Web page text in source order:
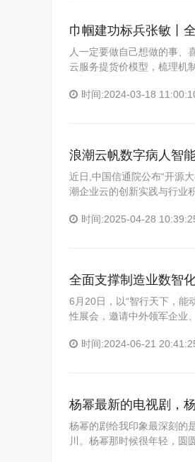
巾帼建功标兵张敏丨
人一定要做自己想做的事、
云服务提货价模型，梳理机
时间:2024-03-18
浪潮云帆数字病人智
近日,中国信通院公布“开源
潮企业云的创新实践与行业
时间:2025-04-28
全面支撑制造业数智
6月20日，以“智行天下，能
性展会，邀请中外领军企业
时间:2024-06-21
杨幂最新的电视剧，
杨幂的剧给我印象最深刻的
川。杨幂那时候很年轻，